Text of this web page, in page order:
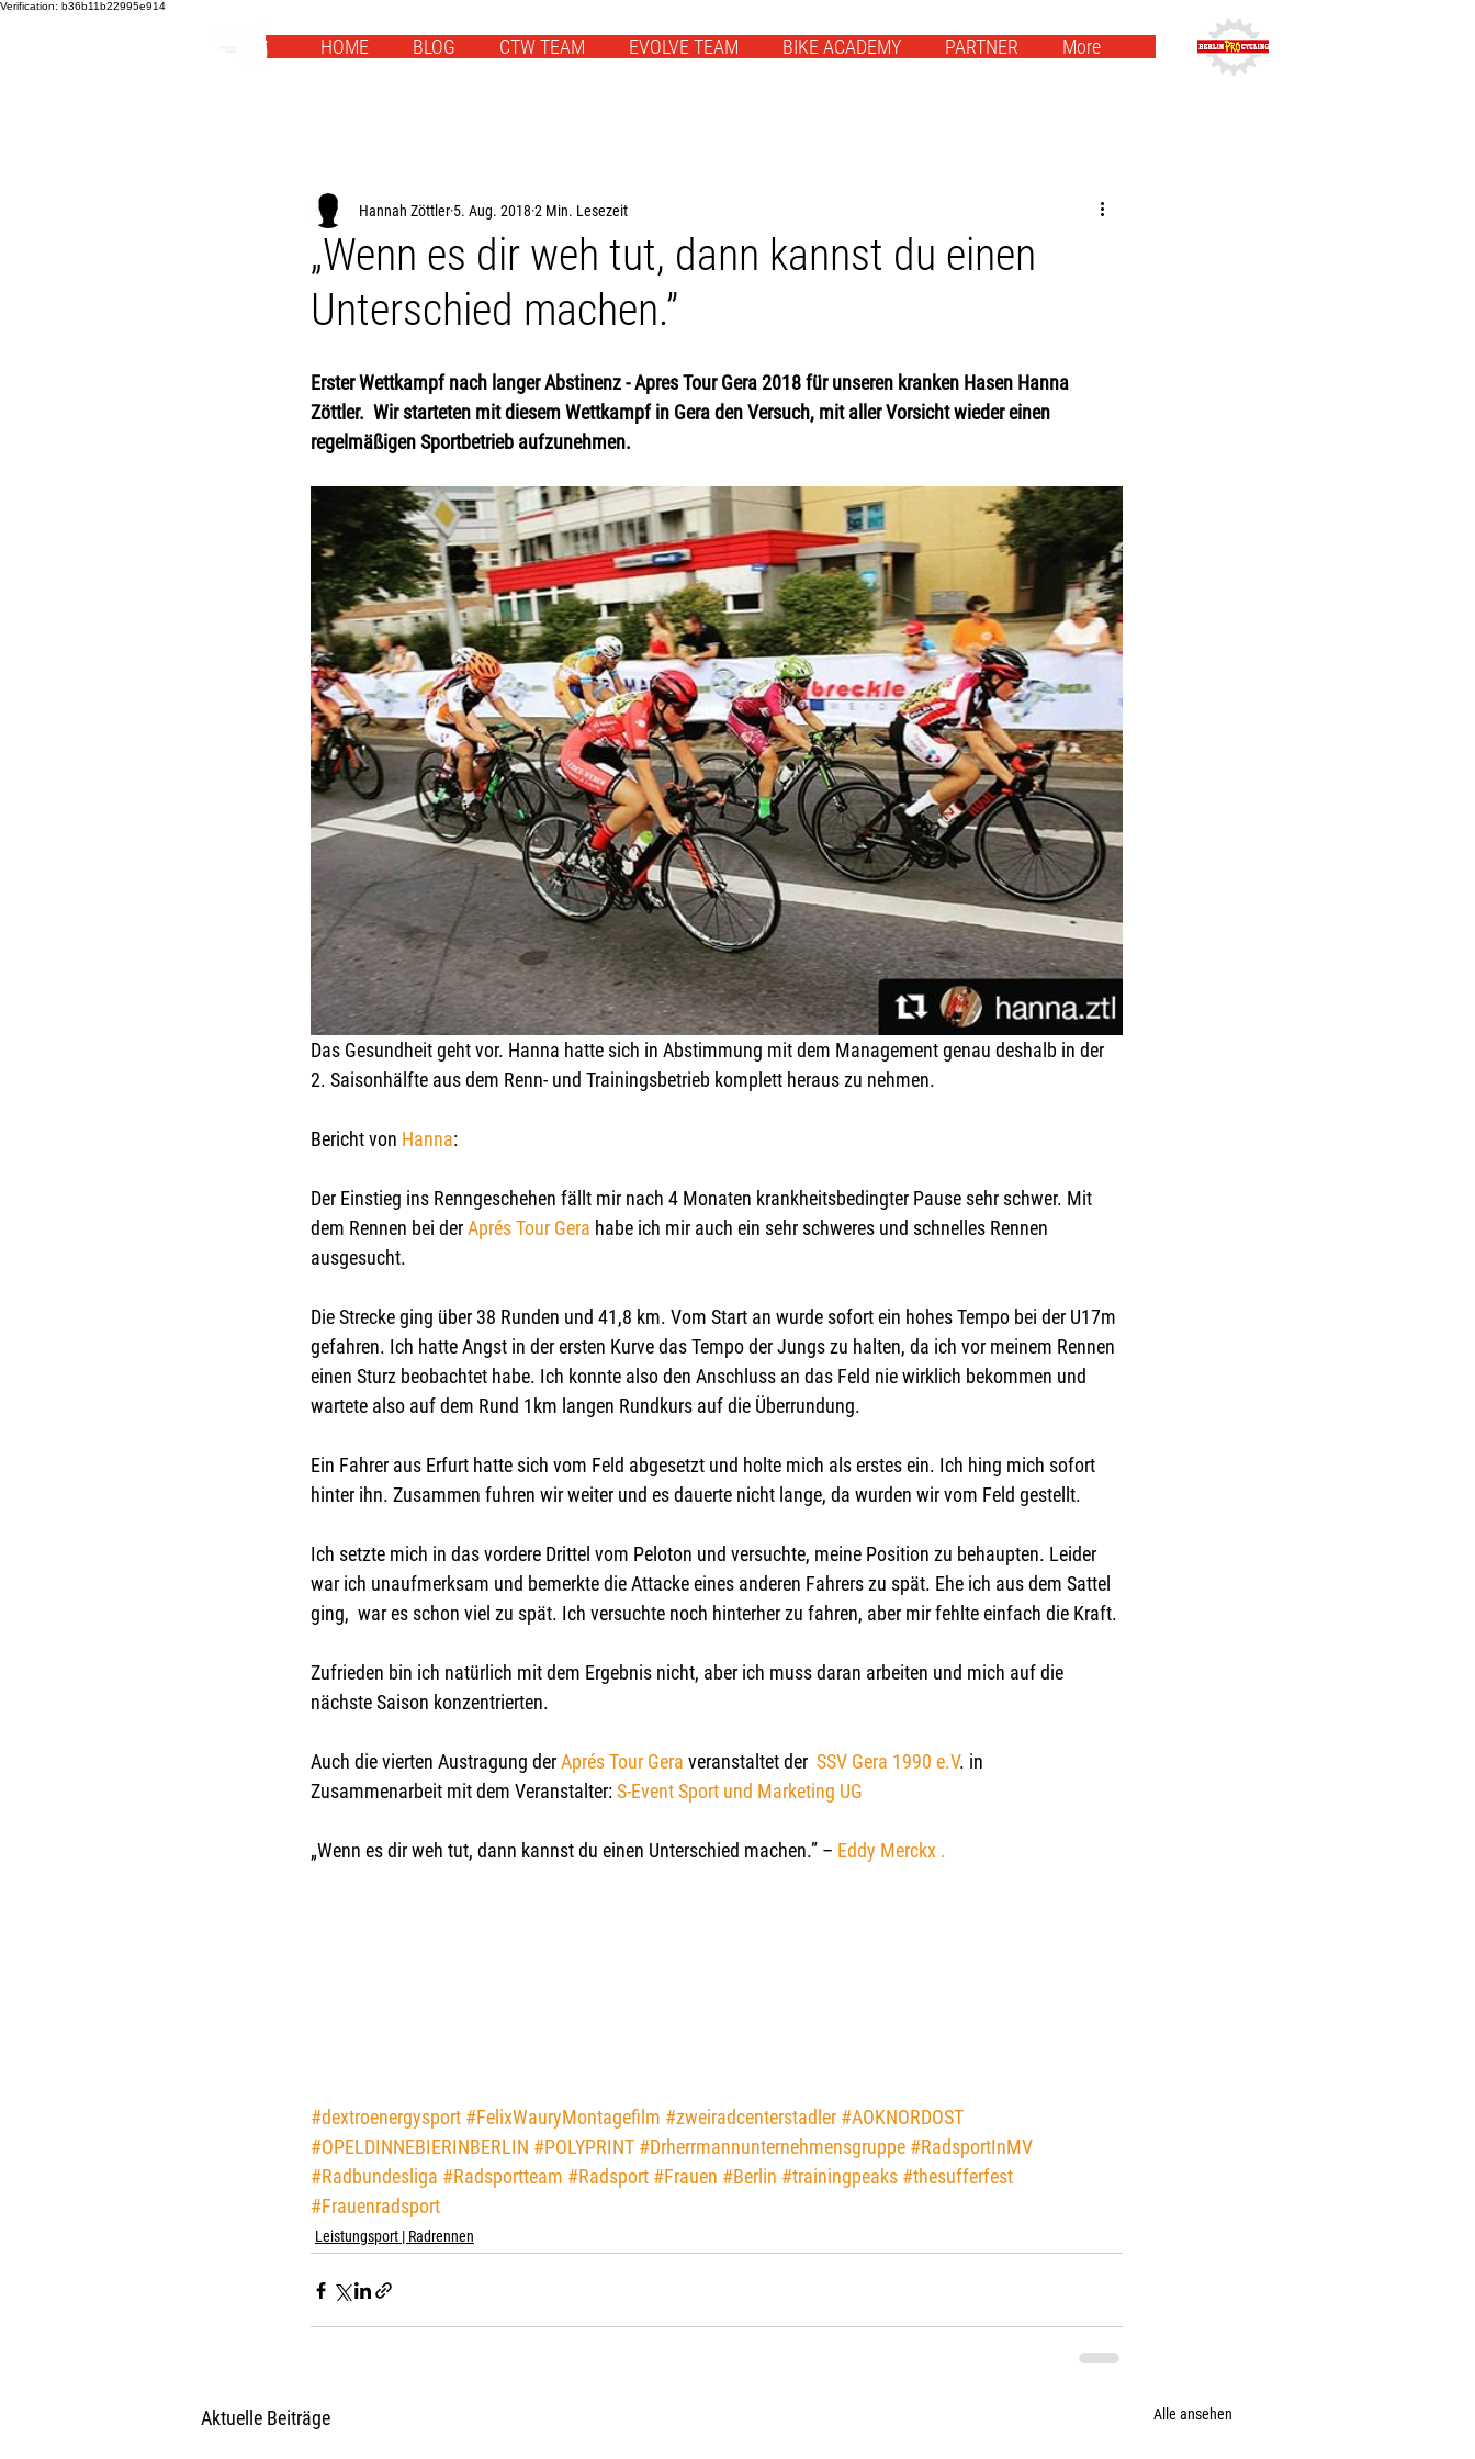
Verification: b36b11b22995e914
HOME BLOG CTW TEAM EVOLVE TEAM BIKE ACADEMY PARTNER More
„Wenn es dir weh tut, dann kannst du einen
Unterschied machen.”
Hannah Zöttler 5. Aug. 2018 2 Min. Lesezeit
Erster Wettkampf nach langer Abstinenz - Apres Tour Gera 2018 für unseren kranken Hasen Hanna
Zöttler.  Wir starteten mit diesem Wettkampf in Gera den Versuch, mit aller Vorsicht wieder einen
regelmäßigen Sportbetrieb aufzunehmen.
Das Gesundheit geht vor. Hanna hatte sich in Abstimmung mit dem Management genau deshalb in der
2. Saisonhälfte aus dem Renn- und Trainingsbetrieb komplett heraus zu nehmen.
Bericht von Hanna:
Der Einstieg ins Renngeschehen fällt mir nach 4 Monaten krankheitsbedingter Pause sehr schwer. Mit
dem Rennen bei der Aprés Tour Gera habe ich mir auch ein sehr schweres und schnelles Rennen
ausgesucht.
Die Strecke ging über 38 Runden und 41,8 km. Vom Start an wurde sofort ein hohes Tempo bei der U17m
gefahren. Ich hatte Angst in der ersten Kurve das Tempo der Jungs zu halten, da ich vor meinem Rennen
einen Sturz beobachtet habe. Ich konnte also den Anschluss an das Feld nie wirklich bekommen und
wartete also auf dem Rund 1km langen Rundkurs auf die Überrundung.
Ein Fahrer aus Erfurt hatte sich vom Feld abgesetzt und holte mich als erstes ein. Ich hing mich sofort
hinter ihn. Zusammen fuhren wir weiter und es dauerte nicht lange, da wurden wir vom Feld gestellt.
Ich setzte mich in das vordere Drittel vom Peloton und versuchte, meine Position zu behaupten. Leider
war ich unaufmerksam und bemerkte die Attacke eines anderen Fahrers zu spät. Ehe ich aus dem Sattel
ging,  war es schon viel zu spät. Ich versuchte noch hinterher zu fahren, aber mir fehlte einfach die Kraft.
Zufrieden bin ich natürlich mit dem Ergebnis nicht, aber ich muss daran arbeiten und mich auf die
nächste Saison konzentrierten.
Auch die vierten Austragung der Aprés Tour Gera veranstaltet der SSV Gera 1990 e.V. in
Zusammenarbeit mit dem Veranstalter: S-Event Sport und Marketing UG
„Wenn es dir weh tut, dann kannst du einen Unterschied machen.” – Eddy Merckx .
#dextroenergysport #FelixWauryMontagefilm #zweiradcenterstadler #AOKNORDOST
#OPELDINNEBIERINBERLIN #POLYPRINT #Drherrmannunternehmensgruppe #RadsportInMV
#Radbundesliga #Radsportteam #Radsport #Frauen #Berlin #trainingpeaks #thesufferfest
#Frauenradsport
Leistungsport | Radrennen
Aktuelle Beiträge Alle ansehen